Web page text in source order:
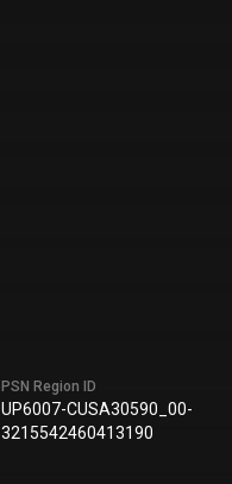
PSN Region ID
UP6007-CUSA30590_00-
3215542460413190